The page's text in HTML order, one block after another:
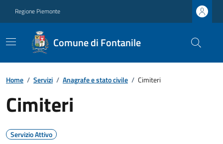
Regione Piemonte
Comune di Fontanile
Home / Servizi / Anagrafe e stato civile / Cimiteri
Cimiteri
Servizio Attivo